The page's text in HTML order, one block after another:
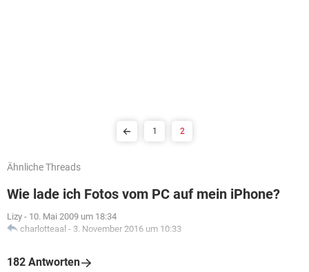
1 2
Ähnliche Threads
Wie lade ich Fotos vom PC auf mein iPhone?
Lizy - 10. Mai 2009 um 18:34
charlotteaal - 3. November 2016 um 10:33
182 Antworten